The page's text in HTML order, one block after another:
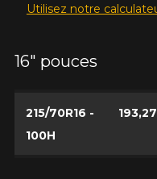
Utilisez notre
16" pouces
215/70R16 -
100H
KM parcourus
VOICI LES